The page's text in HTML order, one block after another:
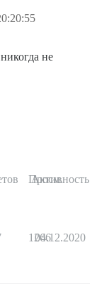
не
Просм.
Активность
1266
04.12.2020